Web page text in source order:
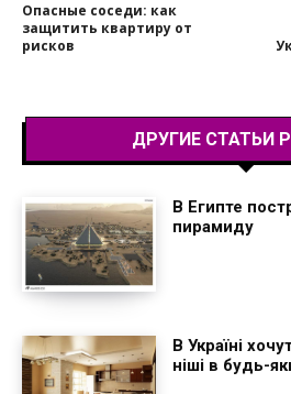
Опасные соседи: как
защитить квартиру от
рисков
ДРУГИЕ СТАТЬИ
В Египте
пирамиду
В Україні
ніші в будь-